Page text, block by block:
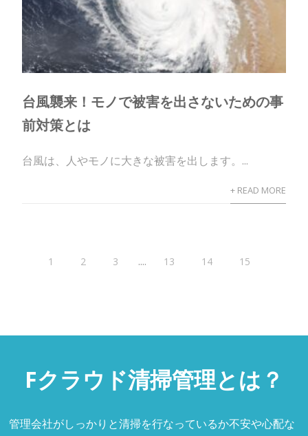
台風襲来！モノで被害を出さないための事
前対策とは
台風は、人やモノに大きな被害を出します。...
+ READ MORE
1 2 3 .... 13 14 15
Fクラウド清掃管理とは？
管理会社がしっかりと清掃を行なっているか不安や心配な